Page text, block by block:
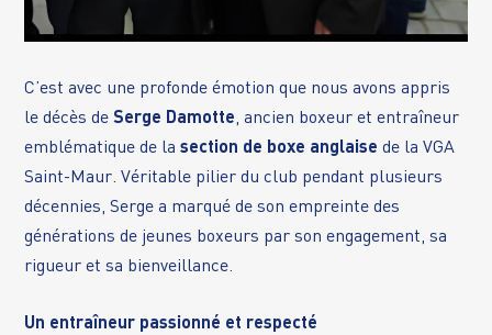
C’est avec une profonde émotion que nous avons appris
le décès deSerge Damotte, ancien boxeur et entraîneur
emblématique de lasection de boxe anglaise de la VGA
Saint-Maur. Véritable pilier du club pendant plusieurs
décennies, Serge a marqué de son empreinte des
générations de jeunes boxeurs par son engagement, sa
rigueur et sa bienveillance.
Un entraîneur passionné et respecté